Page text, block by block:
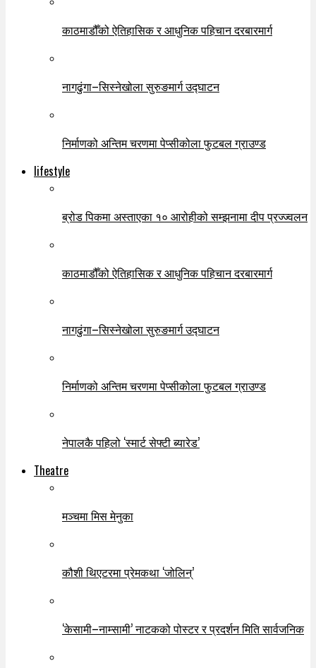
काठमाडौँको ऐतिहासिक र आधुनिक पहिचान दरबारमार्ग
नागढुंगा–सिस्नेखोला सुरुङमार्ग उद्घाटन
निर्माणको अन्तिम चरणमा पेप्सीकोला फुटबल ग्राउण्ड
lifestyle
ब्रोड पिकमा अस्ताएका १० आरोहीको सम्झनामा दीप प्रज्ज्वलन
काठमाडौँको ऐतिहासिक र आधुनिक पहिचान दरबारमार्ग
नागढुंगा–सिस्नेखोला सुरुङमार्ग उद्घाटन
निर्माणको अन्तिम चरणमा पेप्सीकोला फुटबल ग्राउण्ड
नेपालकै पहिलो ‘स्मार्ट सेफ्टी ब्यारेड’
Theatre
मञ्चमा मिस मेनुका
कौशी थिएटरमा प्रेमकथा ‘जोलिन्’
‘केसामी–नाम्सामी’ नाटकको पोस्टर र प्रदर्शन मिति सार्वजनिक